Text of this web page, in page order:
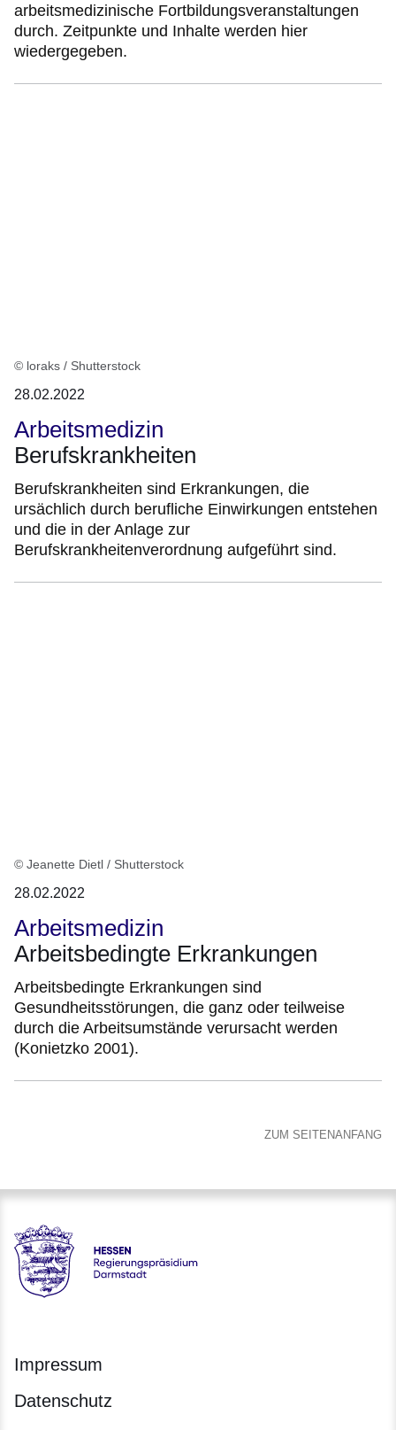
arbeitsmedizinische Fortbildungsveranstaltungen
durch. Zeitpunkte und Inhalte werden hier
wiedergegeben.
© loraks / Shutterstock
28.02.2022
Arbeitsmedizin
Berufskrankheiten
Berufskrankheiten sind Erkrankungen, die
ursächlich durch berufliche Einwirkungen entstehen
und die in der Anlage zur
Berufskrankheitenverordnung aufgeführt sind.
© Jeanette Dietl / Shutterstock
28.02.2022
Arbeitsmedizin
Arbeitsbedingte Erkrankungen
Arbeitsbedingte Erkrankungen sind
Gesundheitsstörungen, die ganz oder teilweise
durch die Arbeitsumstände verursacht werden
(Konietzko 2001).
ZUM SEITENANFANG
Hessen - Regierungspräsidium Darmstadt
Impressum
Datenschutz